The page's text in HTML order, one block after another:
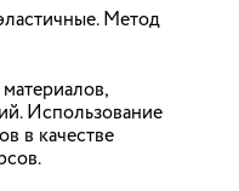
программа
до 2030 года
повышения
сфере
Метод
Использование
в качестве